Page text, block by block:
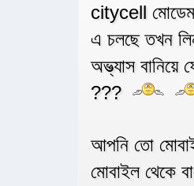
citycell
এ চলছে তখন
অভ্ভ্যাস বানিয়ে
???
আপনি তো
মোবাইল থেকে